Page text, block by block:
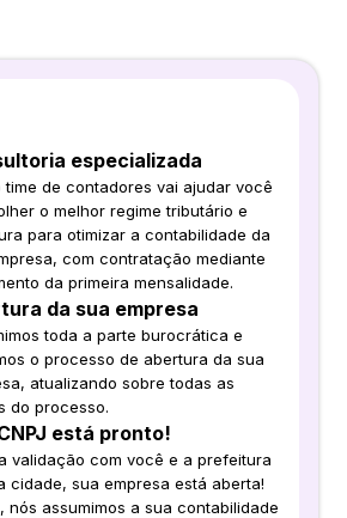
especializada
time de contadores vai ajudar você
o melhor regime tributário e
para otimizar a contabilidade da
com contratação mediante
da primeira mensalidade.
da sua empresa
toda a parte burocrática e
o processo de abertura da sua
atualizando sobre todas as
do processo.
está pronto!
validação com você e a prefeitura
cidade, sua empresa está aberta!
nós assumimos a sua contabilidade